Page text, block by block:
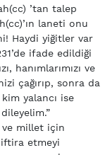
’tan talep
laneti onu
Haydi yiğitler var
ifade edildiği
hanımlarımızı ve
çağırıp, sonra da
yalancı ise
ve millet için
etmeyi